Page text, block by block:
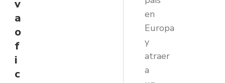
v
a
o
f
i
c
en
Europa
y
atraer
a